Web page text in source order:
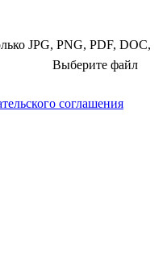
JPG, PNG, PDF, DOC,
Выберите файл
соглашения